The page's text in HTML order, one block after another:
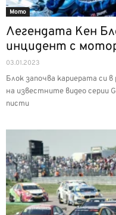
Мото
Легендата Кен
инцидент с
03.01.2023
Блок започва кариерата си
на известните видео серии
писти